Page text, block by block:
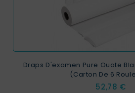
Draps D'examen Pure Ouate
(carton De 6
Prix
52,78 €